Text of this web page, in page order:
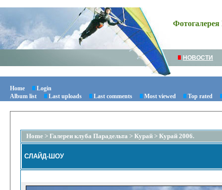
Фотогалерея
НОВОСТИ
Home
Login
Album list
Last uploads Last comments Most viewed Top rated
Home > Галереи клуба Парадельта > Курай > Курай 2006.
СЛАЙД-ШОУ